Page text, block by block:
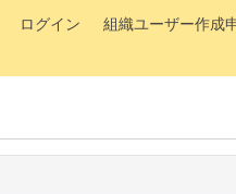
ログイン
組織ユーザー作成